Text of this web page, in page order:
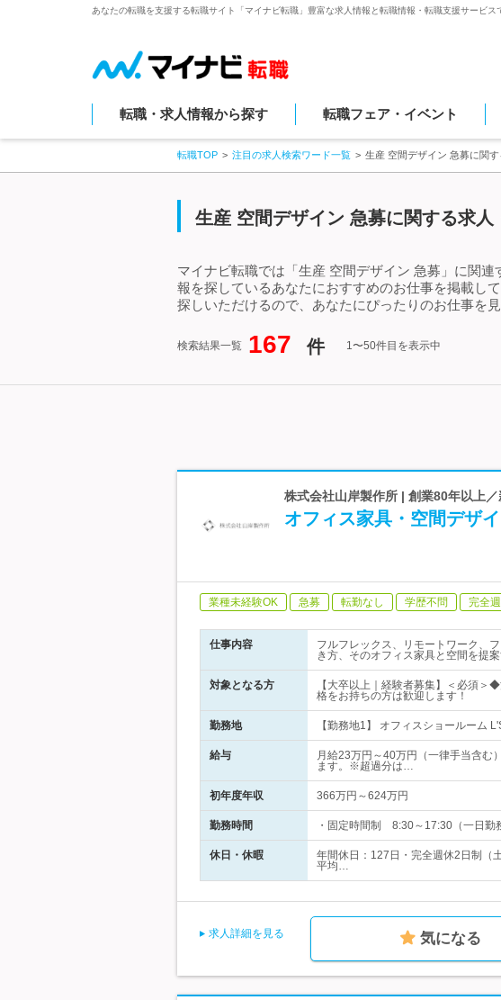
あなたの転職を支援する転職サイト「マイナビ転職」豊富な求人情報と転職情報・転職支援サービス
転職・求人情報から探す 転職フェア・イベント
転職TOP 注目の求人検索ワード一覧 生産 空間デザイン 急募に関
生産 空間デザイン 急募に関する求
マイナビ転職では「生産 空間デザイン 急募」に関
報を探しているあなたにおすすめのお仕事を掲載し
探しいただけるので、あなたにぴったりのお仕事を
検索結果一覧 167 件 1〜50件目を表示中
株式会社山岸製作所 | 創業80年以上
オフィス家具・空間デザ
業種未経験OK 急募 転勤なし 学歴不問 完全
仕事内容
フルフレックス、リモートワーク、
き方、そのオフィス家具と空間を提
対象となる方
【大卒以上｜経験者募集】＜必須
格をお持ちの方は歓迎します！
勤務地 【勤務地1】 オフィスショールーム
給与
月給23万円～40万円（一律手当含
ます。※超過分は…
初年度年収 366万円～624万円
勤務時間 ・固定時間制 8:30～17:30（一日勤
休日・休暇
年間休日：127日・完全週休2日制
平均…
求人詳細を見る 気になる